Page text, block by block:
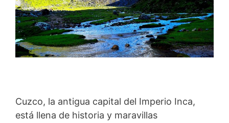
Cuzco, la antigua capital del Imperio Inca,
está llena de historia y maravillas